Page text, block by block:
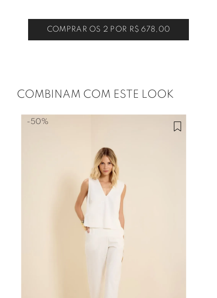
COMPRAR OS 2 POR R$ 678,00
COMBINAM COM ESTE LOOK
-50%